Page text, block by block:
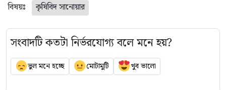
বিষয়ঃ কৃষিবিদ সানোয়ার
সংবাদটি কতটা নির্ভরযোগ্য বলে মনে হয়?
ভুল মনে হচ্ছে মোটামুটি খুব ভালো